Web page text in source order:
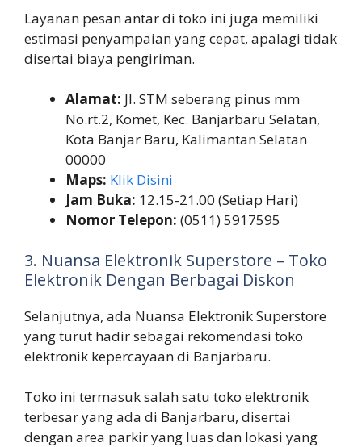
Layanan pesan antar di toko ini juga memiliki
estimasi penyampaian yang cepat, apalagi tidak
disertai biaya pengiriman.
Alamat: Jl. STM seberang pinus mm
No.rt.2, Komet, Kec. Banjarbaru Selatan,
Kota Banjar Baru, Kalimantan Selatan
00000
Maps: Klik Disini
Jam Buka: 12.15-21.00 (Setiap Hari)
Nomor Telepon: (0511) 5917595
3. Nuansa Elektronik Superstore – Toko
Elektronik Dengan Berbagai Diskon
Selanjutnya, ada Nuansa Elektronik Superstore
yang turut hadir sebagai rekomendasi toko
elektronik kepercayaan di Banjarbaru.
Toko ini termasuk salah satu toko elektronik
terbesar yang ada di Banjarbaru, disertai
dengan area parkir yang luas dan lokasi yang